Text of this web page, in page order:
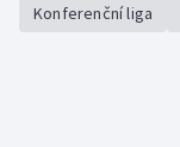
Konferenční liga